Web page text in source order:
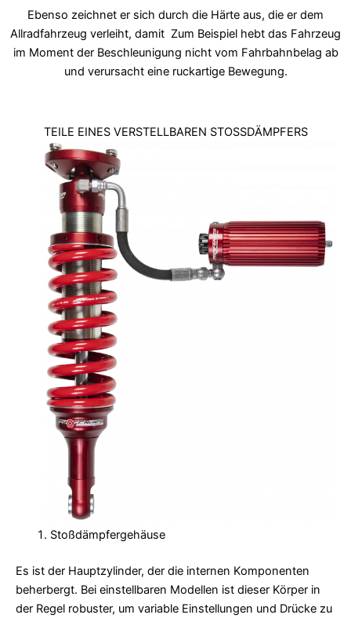
Ebenso zeichnet er sich durch die Härte aus, die er dem
Allradfahrzeug verleiht, damit Zum Beispiel hebt das Fahrzeug
im Moment der Beschleunigung nicht vom Fahrbahnbelag ab
und verursacht eine ruckartige Bewegung.
TEILE EINES VERSTELLBAREN STOSSDÄMPFERS
Stoßdämpfergehäuse
Es ist der Hauptzylinder, der die internen Komponenten
beherbergt. Bei einstellbaren Modellen ist dieser Körper in
der Regel robuster, um variable Einstellungen und Drücke zu